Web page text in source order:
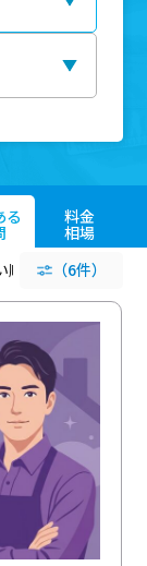
る 料金
相場
評価が高い順
（6件）